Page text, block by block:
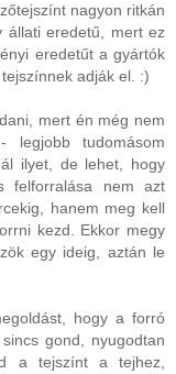
nagyon ritkán
állati eredetű, mert ez
eredetűt a gyártók
adják el. :)
mert én még nem
legjobb tudomásom
ilyet, de lehet, hogy
felforralása nem azt
hanem meg kell
kezd. Ekkor megy
egy ideig, aztán le
hogy a forró
gond, nyugodtan
a tejszínt a tejhez,